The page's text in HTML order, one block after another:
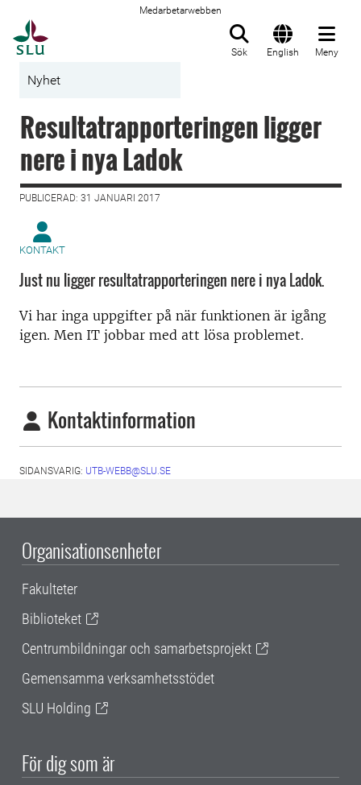
Medarbetarwebben
Sök English Meny
Nyhet
Resultatrapporteringen ligger
nere i nya Ladok
PUBLICERAD: 31 JANUARI 2017
KONTAKT
Just nu ligger resultatrapporteringen nere i nya Ladok.
Vi har inga uppgifter på när funktionen är igång
igen. Men IT jobbar med att lösa problemet.
Kontaktinformation
SIDANSVARIG: UTB-WEBB@SLU.SE
Organisationsenheter
Fakulteter
Biblioteket
Centrumbildningar och samarbetsprojekt
Gemensamma verksamhetsstödet
SLU Holding
För dig som är